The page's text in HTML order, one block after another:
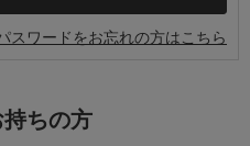
スワードをお忘れの方はこちら
ちの方